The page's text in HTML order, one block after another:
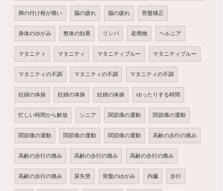
脚の付け根が痛い 脳の疲れ 脳の疲れ 骨盤矯正
身体のゆがみ 整体の効果 リンパ 老廃物 ヘルニア
マタニティ マタニティ マタニティブルー マタニティブルー
マタニティの不調 マタニティの不調 マタニティの不調
妊婦の体操 妊婦の体操 妊婦の体操 ゆったりする時間
忙しい時間から解放 シニア 関節痛の運動 関節痛の運動
関節痛の運動 関節痛の運動 関節痛の運動 高齢の歩行の痛み
高齢の歩行の痛み 高齢の歩行の痛み 高齢の歩行の痛み
高齢の歩行の痛み 尿失禁 骨盤のゆがみ 内臓 歩行